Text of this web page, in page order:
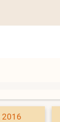
2016